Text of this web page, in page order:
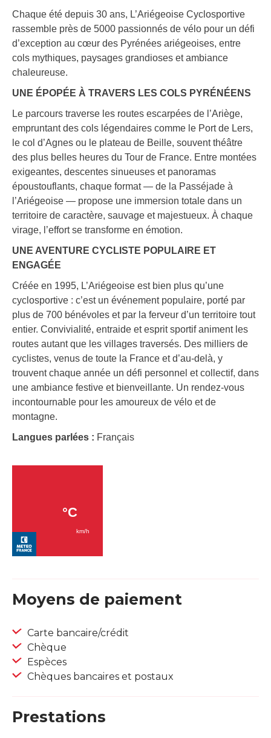
Chaque été depuis 30 ans, L’Ariégeoise Cyclosportive
rassemble près de 5000 passionnés de vélo pour un défi
d’exception au cœur des Pyrénées ariégeoises, entre
cols mythiques, paysages grandioses et ambiance
chaleureuse.
UNE ÉPOPÉE À TRAVERS LES COLS PYRÉNÉENS
Le parcours traverse les routes escarpées de l’Ariège,
empruntant des cols légendaires comme le Port de Lers,
le col d’Agnes ou le plateau de Beille, souvent théâtre
des plus belles heures du Tour de France. Entre montées
exigeantes, descentes sinueuses et panoramas
époustouflants, chaque format — de la Passéjade à
l’Ariégeoise — propose une immersion totale dans un
territoire de caractère, sauvage et majestueux. À chaque
virage, l’effort se transforme en émotion.
UNE AVENTURE CYCLISTE POPULAIRE ET
ENGAGÉE
Créée en 1995, L’Ariégeoise est bien plus qu’une
cyclosportive : c’est un événement populaire, porté par
plus de 700 bénévoles et par la ferveur d’un territoire tout
entier. Convivialité, entraide et esprit sportif animent les
routes autant que les villages traversés. Des milliers de
cyclistes, venus de toute la France et d’au-delà, y
trouvent chaque année un défi personnel et collectif, dans
une ambiance festive et bienveillante. Un rendez-vous
incontournable pour les amoureux de vélo et de
montagne.
Langues parlées : Français
Moyens de paiement
Carte bancaire/crédit
Chèque
Espèces
Chèques bancaires et postaux
Prestations